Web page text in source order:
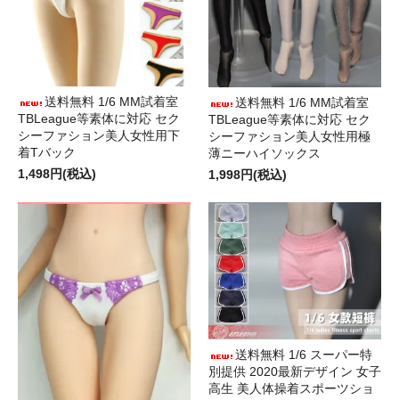
送料無料 1/6 MM試着室
TBLeague等素体に対応 セク
シーファション美人女性用下
着Tバック
1,498円(税込)
送料無料 1/6 MM試着室
TBLeague等素体に対応 セク
シーファション美人女性用極
薄ニーハイソックス
1,998円(税込)
送料無料 1/6 スーパー特
別提供 2020最新デザイン 女子
高生 美人体操着スポーツショ